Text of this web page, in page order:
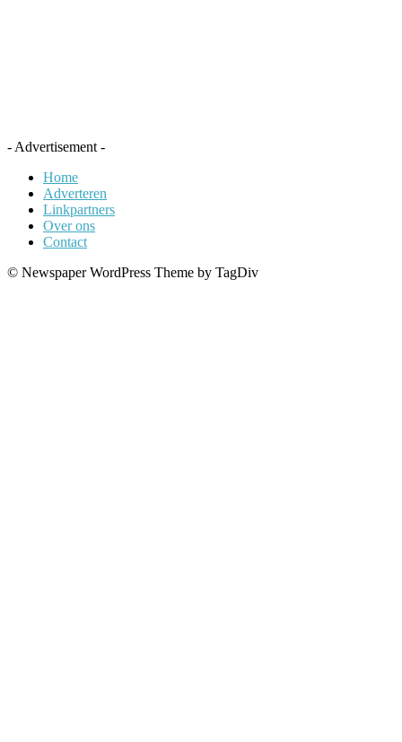
- Advertisement -
Home
Adverteren
Linkpartners
Over ons
Contact
© Newspaper WordPress Theme by TagDiv